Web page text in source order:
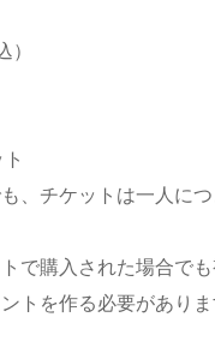
、チケットは一人に
で購入された場合で
トを作る必要があり